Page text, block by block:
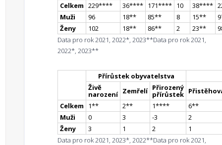
Celkem 229**** 36**** 171**** 10 38****
Muži
96 18** 85** 8 15**
Ženy
102 18** 86** 2 23**
Data pro rok 2021, 2022*, 2023**Data pro rok 2021,
2022*, 2023**
Přírůstek obyvatelstva
Živě
narození Zemřelí Přirozený
přírůstek
Celkem
1** 2** 1**** 6**
Muži
0 3 -3
2
Ženy
3 1 2
1
Data pro rok 2021, 2023*, 2022**Data pro rok 2021,